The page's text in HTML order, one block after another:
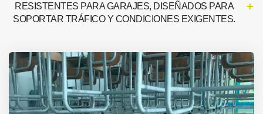
RESISTENTES PARA GARAJES, DISEÑADOS PARA
SOPORTAR TRÁFICO Y CONDICIONES EXIGENTES.